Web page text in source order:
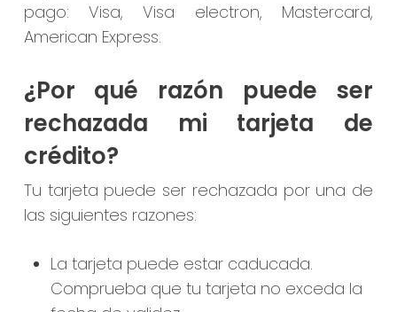
pago: Visa, Visa electron, Mastercard,
American Express.
¿Por qué razón puede ser
rechazada mi tarjeta de
crédito?
Tu tarjeta puede ser rechazada por una de
las siguientes razones:
La tarjeta puede estar caducada.
Comprueba que tu tarjeta no exceda la